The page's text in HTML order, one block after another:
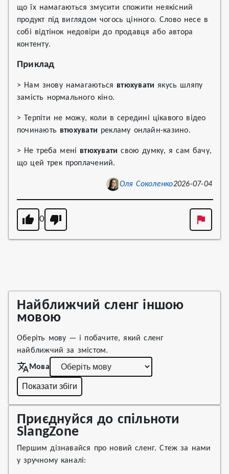
що їх намагаються змусити спожити неякісний
продукт під виглядом чогось цінного. Слово несе в
собі відтінок недовіри до продавця або автора
контенту.
Приклад
> Нам знову намагаються втюхувати якусь шляпу
замість нормального кіно.
> Терпіти не можу, коли в середині цікавого відео
починають втюхувати рекламу онлайн-казино.
> Не треба мені втюхувати свою думку, я сам бачу,
що цей трек проплачений.
Оля Соколенко2026-07-04
0
Найближчий сленг іншою
мовою
Оберіть мову — і побачите, який сленг
найближчий за змістом.
Мова
Показати збіги
Приєднуйся до спільноти
SlangZone
Першим дізнавайся про новий сленг. Стеж за нами
у зручному каналі: